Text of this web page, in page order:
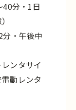
分・1日
・午後中
ンタサイ
動レンタ